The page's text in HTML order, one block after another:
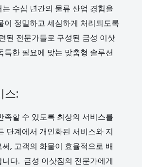
수십 년간의 물류 산업 경험을
이 정밀하고 세심하게 처리되도록
된 전문가들로 구성된 금성 이삿
특한 필요에 맞는 맞춤형 솔루션
스:
족할 수 있도록 최상의 서비스를
단계에서 개인화된 서비스와 지
, 고객의 화물이 효율적으로 배
다. 금성 이삿짐의 전문가에게